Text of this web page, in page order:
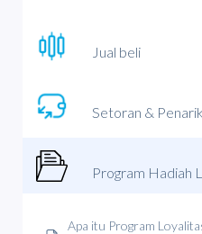
Jual beli
Setoran &
Program Hadiah
Apa itu Program